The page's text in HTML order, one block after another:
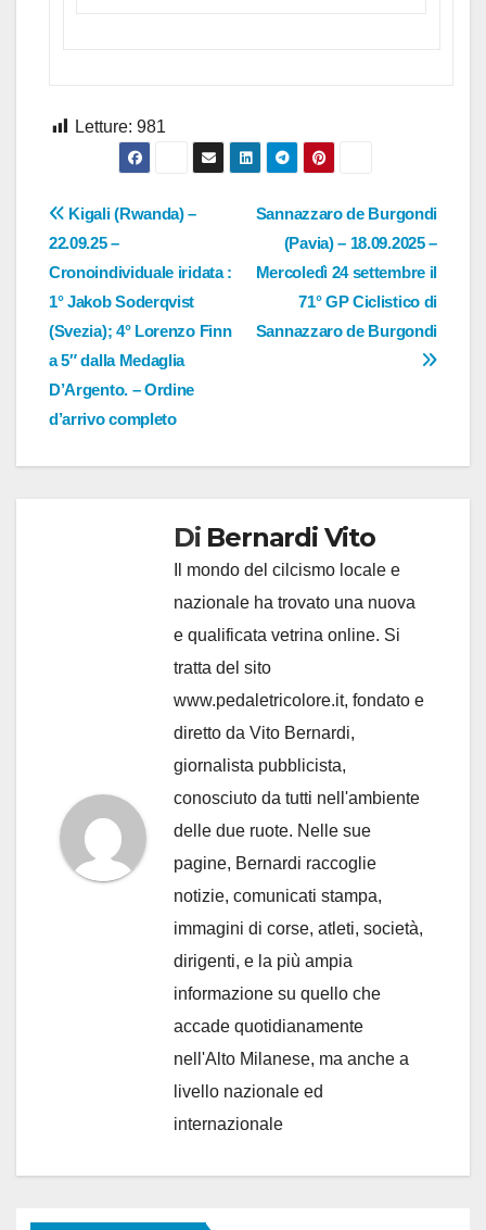
Letture: 981
Navigazione
articoli
Sannazzaro de Burgondi
(Pavia) – 18.09.2025 –
Mercoledì 24 settembre il
71° GP Ciclistico di
Sannazzaro de Burgondi
Kigali (Rwanda) –
22.09.25 –
Cronoindividuale iridata :
1° Jakob Soderqvist
(Svezia); 4° Lorenzo Finn
a 5″ dalla Medaglia
D’Argento. – Ordine
d’arrivo completo
Di Bernardi Vito
Il mondo del cilcismo locale e
nazionale ha trovato una nuova
e qualificata vetrina online. Si
tratta del sito
www.pedaletricolore.it, fondato e
diretto da Vito Bernardi,
giornalista pubblicista,
conosciuto da tutti nell'ambiente
delle due ruote. Nelle sue
pagine, Bernardi raccoglie
notizie, comunicati stampa,
immagini di corse, atleti, società,
dirigenti, e la più ampia
informazione su quello che
accade quotidianamente
nell'Alto Milanese, ma anche a
livello nazionale ed
internazionale